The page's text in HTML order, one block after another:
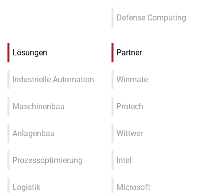
Defense Computing
Lösungen
Industrielle Automation
Maschinenbau
Anlagenbau
Prozessoptimierung
Logistik
Partner
Winmate
Protech
Wittwer
Intel
Microsoft